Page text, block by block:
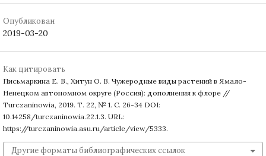
Опубликован
2019-03-20
Как цитировать
Письмаркина Е. В., Хитун О. В. Чужеродные виды растений в Ямало-
Ненецком автономном округе (Россия): дополнения к флоре //
Turczaninowia, 2019. Т. 22, № 1. С. 26-34 DOI:
10.14258/turczaninowia.22.1.3. URL:
https://turczaninowia.asu.ru/article/view/5333.
Другие форматы библиографических ссылок